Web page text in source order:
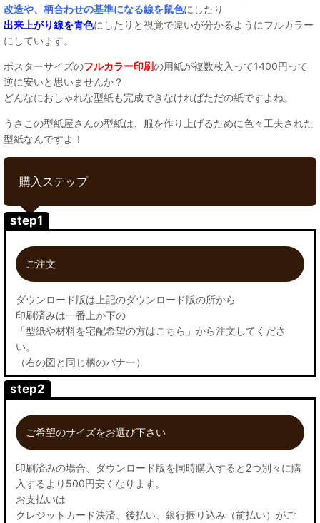
改造や、柄合わせの基準になる線を鼠色にしたり
出来上がり線を青色にしたりと視覚で違いが分かるようにフルカラー
にしています。
ポスターサイズのフルカラー印刷の用紙が複数枚入って1400円って
逆に安いと思いませんか？
どんなにおしゃれな型紙も完成できなければただの紙ですよね。
うさこの型紙屋さんの型紙は、服を作り上げるために色々工夫された
型紙なんですよ！
購入ステップ
step1
ご注文
ダウンロード版は上記のダウンロード版の所から
印刷済みは一番上か下の
「型紙や材料を宅配希望の方はこちら」から注文してくださ
い。
（右の図と同じ柄のバナー）
step2
ご希望のサイズをお選び下さい
印刷済みの場合、ダウンロード版を同時購入すると2つ別々に購
入するより500円安くなります。
お支払いは
クレジットカード決済、後払い、銀行振り込み（前払い）がご